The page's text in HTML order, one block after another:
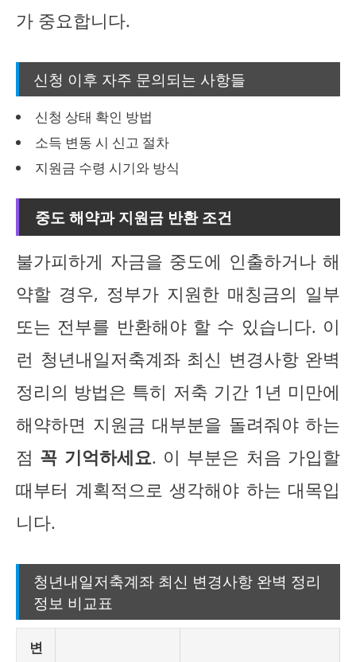
가 중요합니다.
신청 이후 자주 문의되는 사항들
신청 상태 확인 방법
소득 변동 시 신고 절차
지원금 수령 시기와 방식
중도 해약과 지원금 반환 조건
불가피하게 자금을 중도에 인출하거나 해
약할 경우, 정부가 지원한 매칭금의 일부
또는 전부를 반환해야 할 수 있습니다. 이
런 청년내일저축계좌 최신 변경사항 완벽
정리의 방법은 특히 저축 기간 1년 미만에
해약하면 지원금 대부분을 돌려줘야 하는
점 꼭 기억하세요. 이 부분은 처음 가입할
때부터 계획적으로 생각해야 하는 대목입
니다.
청년내일저축계좌 최신 변경사항 완벽 정리
정보 비교표
변